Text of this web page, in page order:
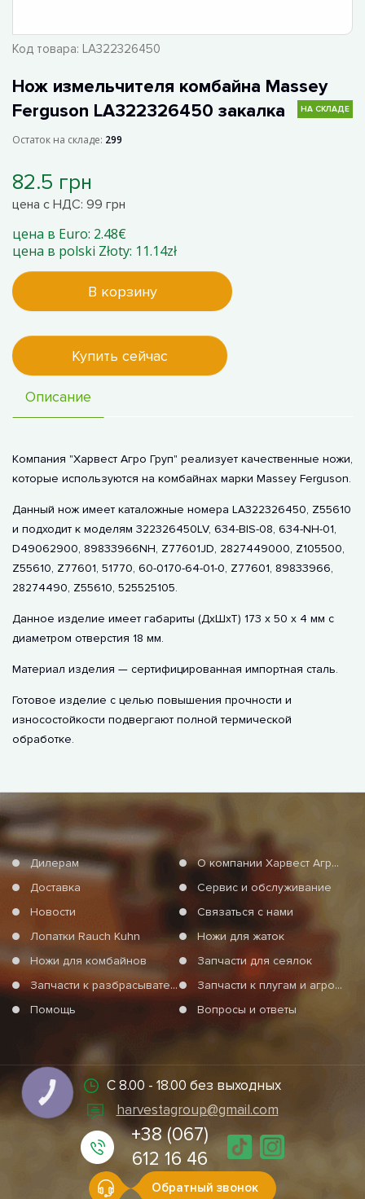
Код товара: LA322326450
Нож измельчителя комбайна Massey
Ferguson LA322326450 закалка
НА СКЛАДЕ
Остаток на складе: 299
82.5 грн
цена с НДС: 99 грн
цена в Euro: 2.48€
цена в polski Złoty: 11.14zł
В корзину
Купить сейчас
Описание
Компания "Харвест Агро Груп" реализует качественные ножи,
которые используются на комбайнах марки Massey Ferguson.
Данный нож имеет каталожные номера LA322326450, Z55610
и подходит к моделям 322326450LV, 634-BIS-08, 634-NH-01,
D49062900, 89833966NH, Z77601JD, 2827449000, Z105500,
Z55610, Z77601, 51770, 60-0170-64-01-0, Z77601, 89833966,
28274490, Z55610, 525525105.
Данное изделие имеет габариты (ДхШхТ) 173 х 50 х 4 мм с
диаметром отверстия 18 мм.
Материал изделия — сертифицированная импортная сталь.
Готовое изделие с целью повышения прочности и
износостойкости подвергают полной термической
обработке.
Дилерам
О компании Харвест Агро Груп
Доставка
Сервис и обслуживание
Новости
Связаться с нами
Лопатки Rauch Kuhn
Ножи для жаток
Ножи для комбайнов
Запчасти для сеялок
Запчасти к разбрасывателям минеральных удобрений
Запчасти к плугам и агротехнике
Помощь
Вопросы и ответы
С 8.00 - 18.00 без выходных
harvestagroup@gmail.com
+38 (067)
612 16 46
Обратный звонок
КНОПКА
СВЯЗИ